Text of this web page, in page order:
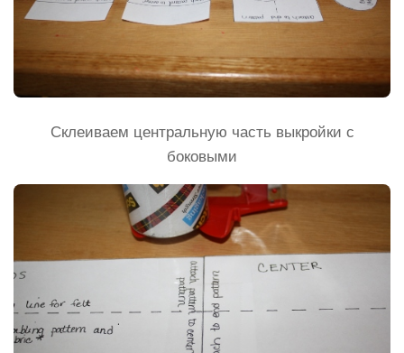
Склеиваем центральную часть выкройки с
боковыми